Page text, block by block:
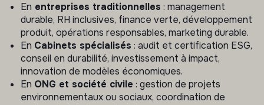
En entreprises traditionnelles : management
durable, RH inclusives, finance verte, développement
produit, opérations responsables, marketing durable.
En Cabinets spécialisés : audit et certification ESG,
conseil en durabilité, investissement à impact,
innovation de modèles économiques.
En ONG et société civile : gestion de projets
environnementaux ou sociaux, coordination de